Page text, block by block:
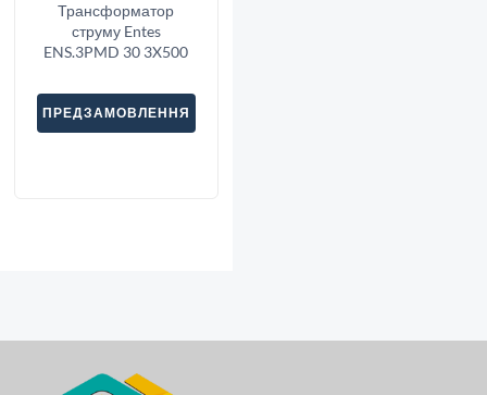
Трансформатор
струму Entes
ENS.3PMD 30 3X500
ПРЕДЗАМОВЛЕННЯ